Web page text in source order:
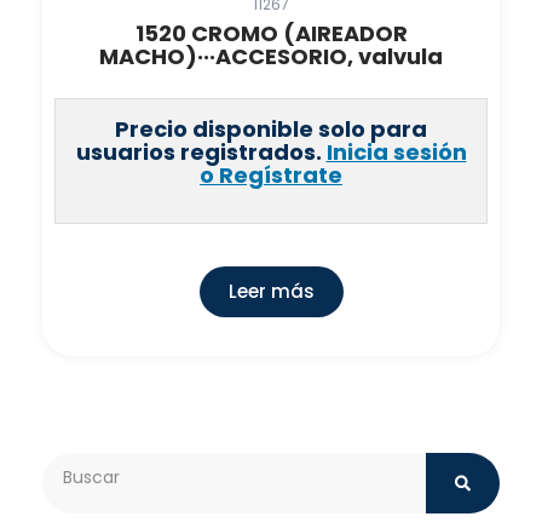
11267
1520 CROMO (AIREADOR
MACHO)···ACCESORIO, valvula
Precio disponible solo para
usuarios registrados. Inicia sesión
o Regístrate
Leer más